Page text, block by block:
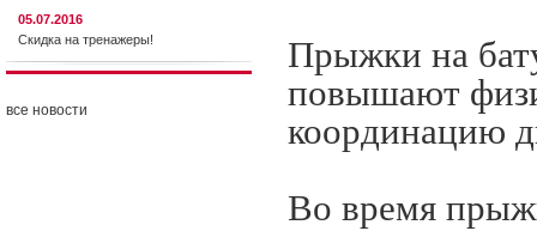
05.07.2016
Скидка на тренажеры!
все новости
Прыжки на
повышают
координацию
Во время